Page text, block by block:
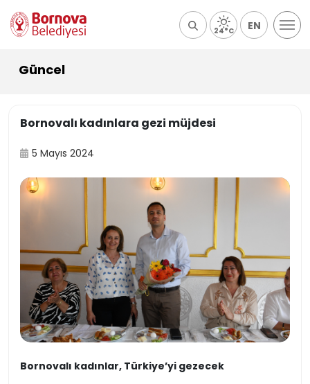
24°C EN
Güncel
Bornovalı kadınlara gezi müjdesi
5 Mayıs 2024
Bornovalı kadınlar, Türkiye’yi gezecek